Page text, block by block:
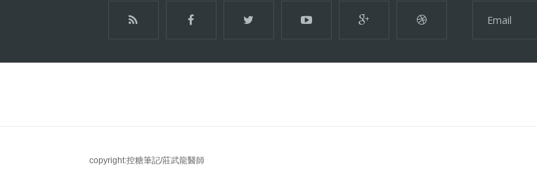
copyright:控糖筆記/莊武龍醫師